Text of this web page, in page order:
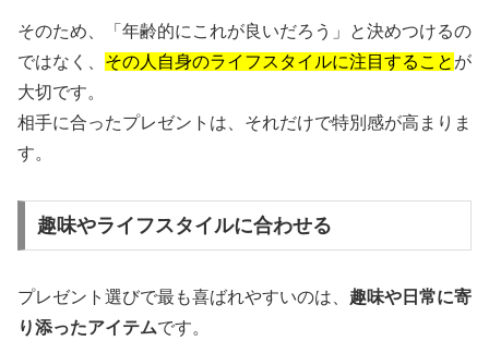
そのため、「年齢的にこれが良いだろう」と決めつけるの
ではなく、 その人自身のライフスタイルに注目すること が
大切です。
相手に合ったプレゼントは、それだけで特別感が高まりま
す。
趣味やライフスタイルに合わせる
プレゼント選びで最も喜ばれやすいのは、 趣味や日常に寄
り添ったアイテムです。